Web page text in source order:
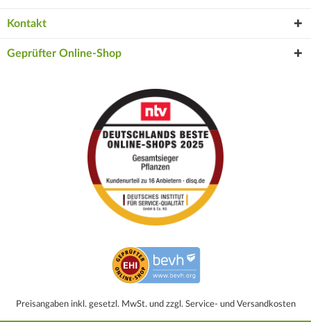
Kontakt
Geprüfter Online-Shop
Preisangaben inkl. gesetzl. MwSt. und zzgl. Service- und Versandkosten